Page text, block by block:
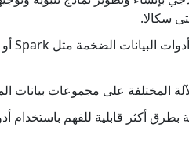
سكالا.
المختلفة على مجموعات بيانات
بطرق أكثر قابلية للفهم باستخدام